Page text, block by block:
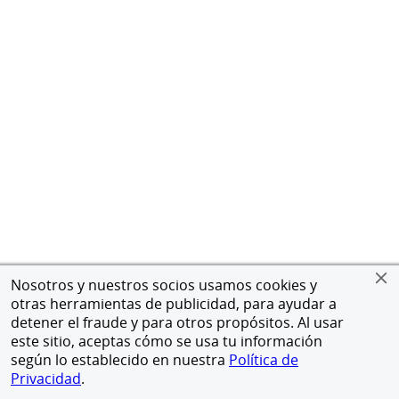
Nosotros y nuestros socios usamos cookies y
otras herramientas de publicidad, para ayudar a
detener el fraude y para otros propósitos. Al usar
este sitio, aceptas cómo se usa tu información
según lo establecido en nuestra Política de
Privacidad.